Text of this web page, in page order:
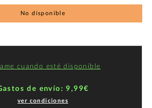
No disponible
cuando esté disponible
de envío: 9,99€
ver condiciones